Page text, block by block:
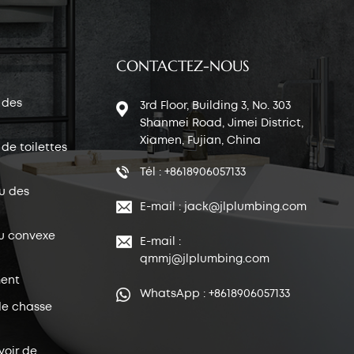
de toilettes
des
convexe
chasse
de
CONTACTEZ-NOUS
3rd Floor, Building 3, No. 303
Shanmei Road, Jimei District,
Xiamen, Fujian, China
Tél : +8618906057133
E-mail : jack@jlplumbing.com
E-mail :
qmmj@jlplumbing.com
WhatsApp : +8618906057133